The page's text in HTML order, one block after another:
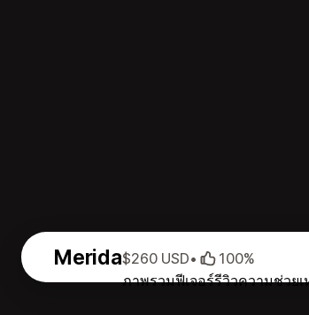
Merida
ภาพรวมฟีเจอร์รีวิวความช่วยเ
$260 USD• 100%